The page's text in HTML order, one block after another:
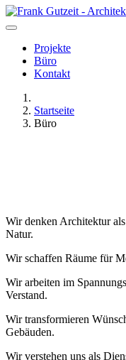
Projekte
Büro
Kontakt
Startseite
Büro
Wir denken Architektur
Natur.
Wir schaffen Räume für
Wir arbeiten im
Verstand.
Wir transformieren
Gebäuden.
Wir verstehen uns als